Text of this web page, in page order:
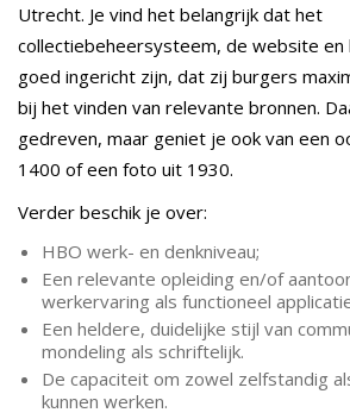
Utrecht. Je vind het belangrijk dat het
collectiebeheersysteem, de website
goed ingericht zijn, dat zij burgers
bij het vinden van relevante bronnen.
gedreven, maar geniet je ook van een
1400 of een foto uit 1930.
Verder beschik je over:
HBO werk- en denkniveau;
Een relevante opleiding en/of
werkervaring als functioneel
Een heldere, duidelijke stijl van
mondeling als schriftelijk.
De capaciteit om zowel zelfstandig
kunnen werken.